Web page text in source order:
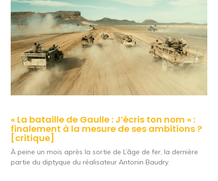
« La bataille de Gaulle : J’écris ton nom » :
finalement à la mesure de ses ambitions ?
[critique]
À peine un mois après la sortie de L’âge de fer, la dernière
partie du diptyque du réalisateur Antonin Baudry